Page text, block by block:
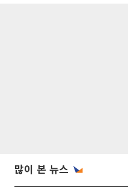
많이 본 뉴스